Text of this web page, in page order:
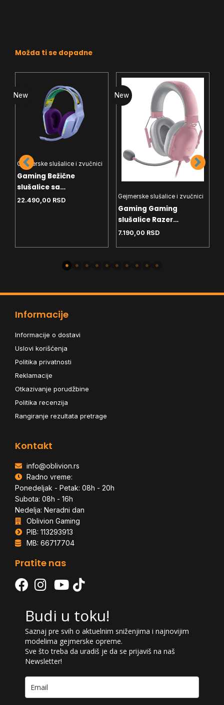
Možda ti se dopadne
New
Gejmerske slušalice i zvučnici
Gaming Bežične
slušalice sa
mikrofonom Logitech
22.490,00 RSD
New
Gejmerske slušalice i zvučnici
Gaming Gaming
slušalice Razer
BlackShark V2 X Pink
7.190,00 RSD
Informacije
Informacije o dostavi
Uslovi korišćenja
Politika privatnosti
Reklamacije
Otkazivanje porudžbine
Politika recenzija
Rangiranje rezultata pretrage
Kontakt
info@oblivion.rs
Radno vreme:
Ponedeljak - Petak: 08h - 20h
Subota: 08h - 16h
Nedelja: Neradni dan
Oblivion Gaming
PIB: 113293913
MB: 66717704
Pratite nas
Budi u toku!
Saznaj pre svih o aktuelnim sniženjima i najnovijim
modelima gejmerske opreme.
Sve što treba da uradiš je da se prijaviš na naš
Newsletter!